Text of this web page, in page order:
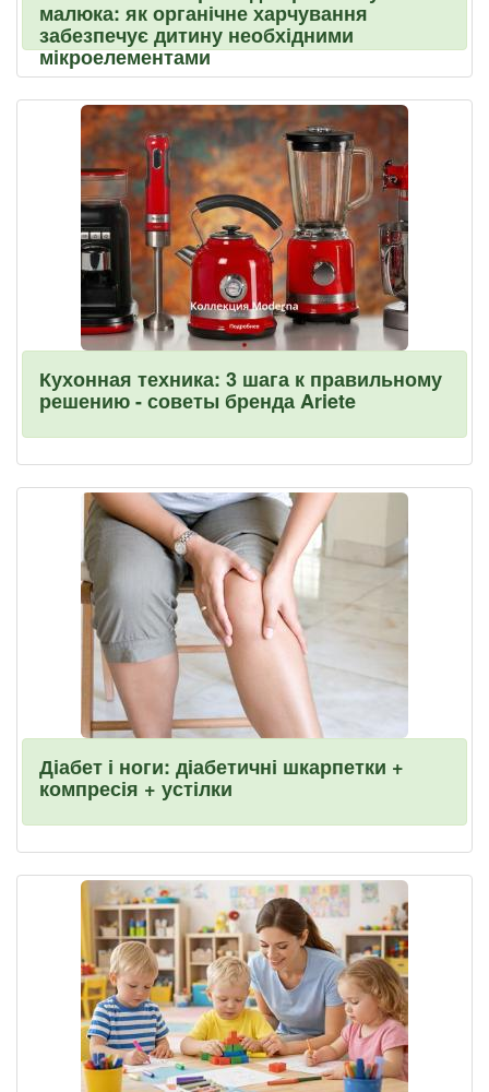
малюка: як органічне харчування
забезпечує дитину необхідними
мікроелементами
Кухонная техника: 3 шага к правильному
решению - советы бренда Ariete
Діабет і ноги: діабетичні шкарпетки +
компресія + устілки